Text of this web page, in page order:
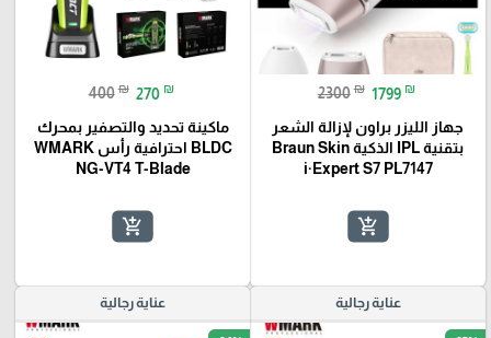
2300 ₪ 1799 ₪
جهاز الليزر براون لإزالة الشعر
بتقنية IPL الذكية Braun Skin
i·Expert S7 PL7147
add_shopping_cart
400 ₪ 270 ₪
ماكينة تحديد والتصفير بمحرك
BLDC احترافية رأس WMARK
NG-VT4 T-Blade
add_shopping_cart
عناية رجالية عناية رجالية